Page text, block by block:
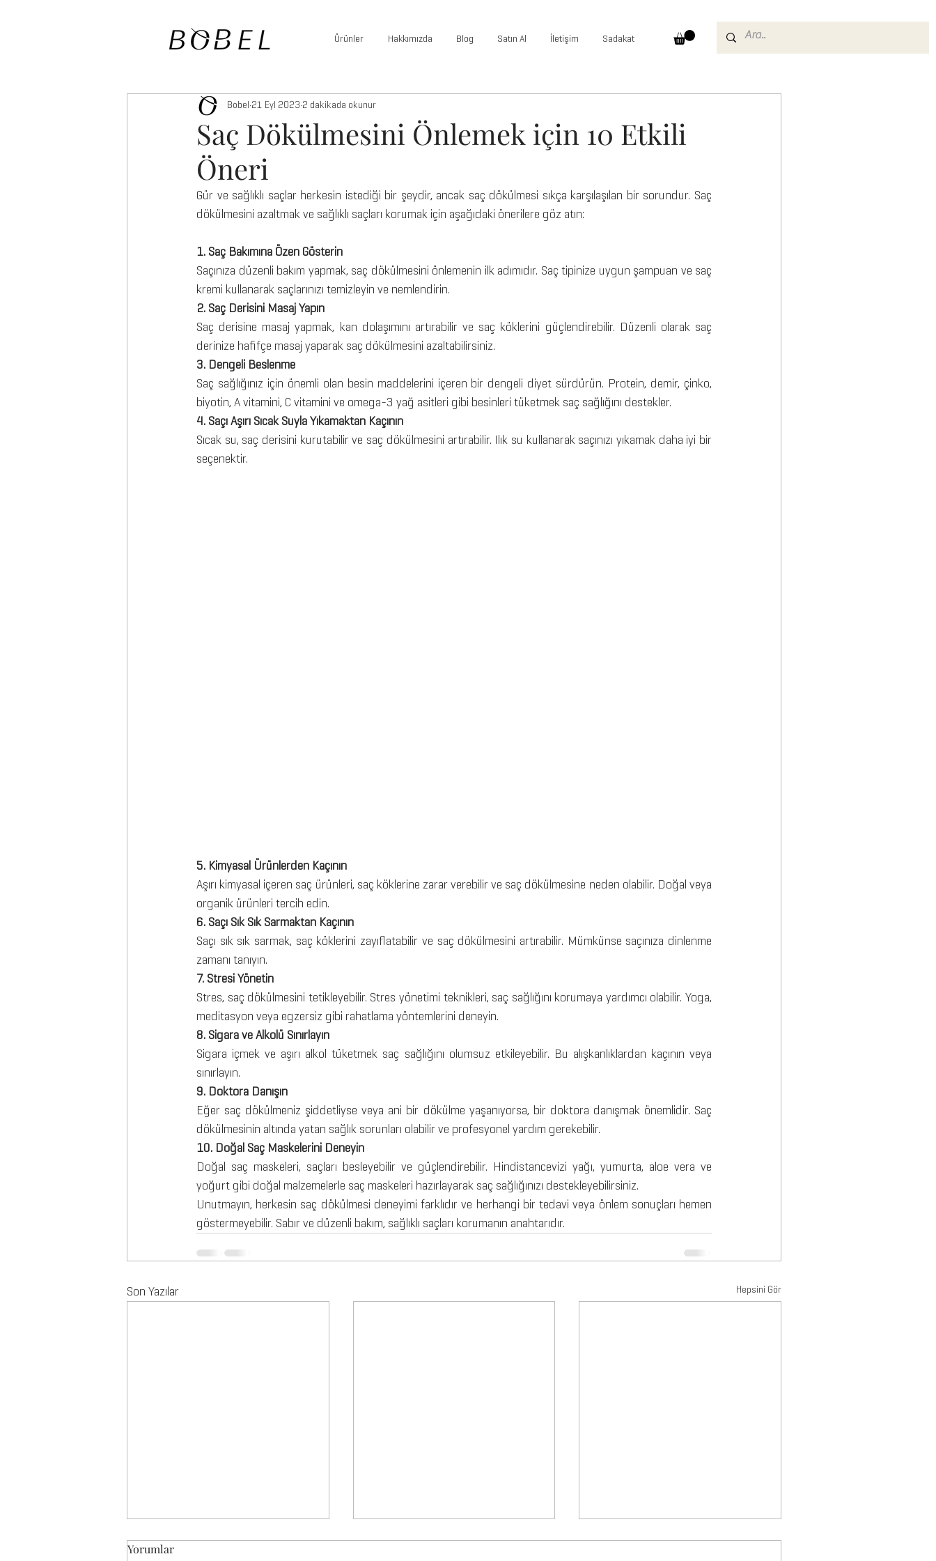
Ürünler Hakkımızda Blog Satın Al İletişim Sadakat
Saç Dökülmesini Önlemek için 10 Etkili
Öneri
Bobel 21 Eyl 2023 2 dakikada okunur
Gür ve sağlıklı saçlar herkesin istediği bir şeydir, ancak saç dökülmesi sıkça karşılaşılan bir sorundur. Saç
dökülmesini azaltmak ve sağlıklı saçları korumak için aşağıdaki önerilere göz atın:
1. Saç Bakımına Özen Gösterin
Saçınıza düzenli bakım yapmak, saç dökülmesini önlemenin ilk adımıdır. Saç tipinize uygun şampuan ve saç
kremi kullanarak saçlarınızı temizleyin ve nemlendirin.
2. Saç Derisini Masaj Yapın
Saç derisine masaj yapmak, kan dolaşımını artırabilir ve saç köklerini güçlendirebilir. Düzenli olarak saç
derinize hafifçe masaj yaparak saç dökülmesini azaltabilirsiniz.
3. Dengeli Beslenme
Saç sağlığınız için önemli olan besin maddelerini içeren bir dengeli diyet sürdürün. Protein, demir, çinko,
biyotin, A vitamini, C vitamini ve omega-3 yağ asitleri gibi besinleri tüketmek saç sağlığını destekler.
4. Saçı Aşırı Sıcak Suyla Yıkamaktan Kaçının
Sıcak su, saç derisini kurutabilir ve saç dökülmesini artırabilir. Ilık su kullanarak saçınızı yıkamak daha iyi bir
seçenektir.
5. Kimyasal Ürünlerden Kaçının
Aşırı kimyasal içeren saç ürünleri, saç köklerine zarar verebilir ve saç dökülmesine neden olabilir. Doğal veya
organik ürünleri tercih edin.
6. Saçı Sık Sık Sarmaktan Kaçının
Saçı sık sık sarmak, saç köklerini zayıflatabilir ve saç dökülmesini artırabilir. Mümkünse saçınıza dinlenme
zamanı tanıyın.
7. Stresi Yönetin
Stres, saç dökülmesini tetikleyebilir. Stres yönetimi teknikleri, saç sağlığını korumaya yardımcı olabilir. Yoga,
meditasyon veya egzersiz gibi rahatlama yöntemlerini deneyin.
8. Sigara ve Alkolü Sınırlayın
Sigara içmek ve aşırı alkol tüketmek saç sağlığını olumsuz etkileyebilir. Bu alışkanlıklardan kaçının veya
sınırlayın.
9. Doktora Danışın
Eğer saç dökülmeniz şiddetliyse veya ani bir dökülme yaşanıyorsa, bir doktora danışmak önemlidir. Saç
dökülmesinin altında yatan sağlık sorunları olabilir ve profesyonel yardım gerekebilir.
10. Doğal Saç Maskelerini Deneyin
Doğal saç maskeleri, saçları besleyebilir ve güçlendirebilir. Hindistancevizi yağı, yumurta, aloe vera ve
yoğurt gibi doğal malzemelerle saç maskeleri hazırlayarak saç sağlığınızı destekleyebilirsiniz.
Unutmayın, herkesin saç dökülmesi deneyimi farklıdır ve herhangi bir tedavi veya önlem sonuçları hemen
göstermeyebilir. Sabır ve düzenli bakım, sağlıklı saçları korumanın anahtarıdır.
Son Yazılar Hepsini Gör
Yorumlar